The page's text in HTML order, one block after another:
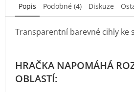
Popis Podobné (4) Diskuze
Transparentní barevné cihly ke